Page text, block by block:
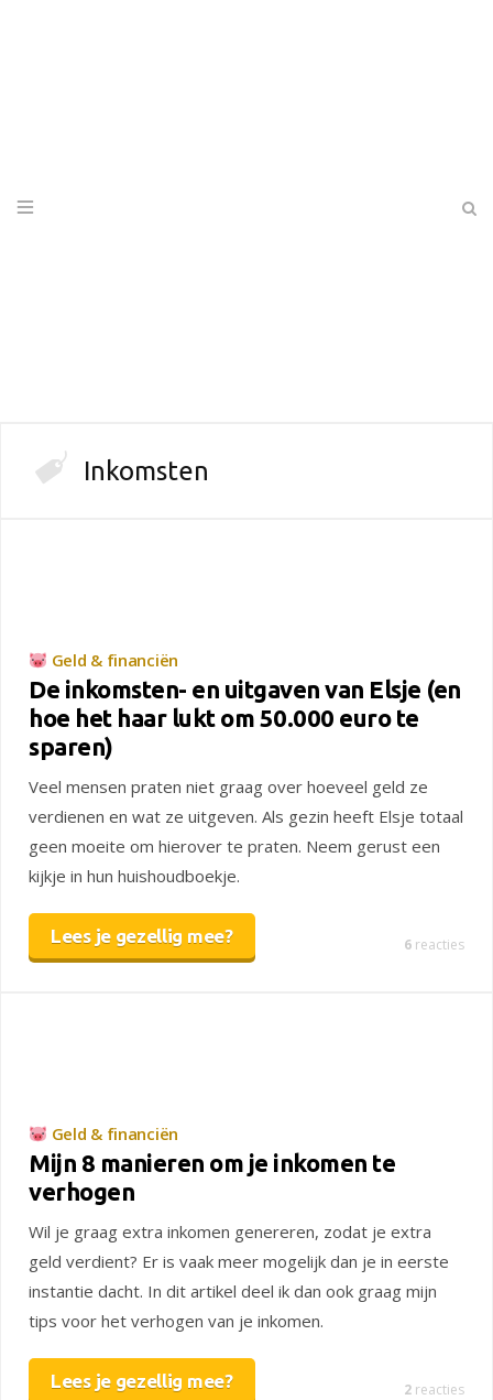
Inkomsten
Geld & financiën
De inkomsten- en uitgaven van Elsje (en
hoe het haar lukt om 50.000 euro te
sparen)
Veel mensen praten niet graag over hoeveel geld ze
verdienen en wat ze uitgeven. Als gezin heeft Elsje totaal
geen moeite om hierover te praten. Neem gerust een
kijkje in hun huishoudboekje.
Lees je gezellig mee? 6 reacties
Geld & financiën
Mijn 8 manieren om je inkomen te
verhogen
Wil je graag extra inkomen genereren, zodat je extra
geld verdient? Er is vaak meer mogelijk dan je in eerste
instantie dacht. In dit artikel deel ik dan ook graag mijn
tips voor het verhogen van je inkomen.
Lees je gezellig mee? 2 reacties